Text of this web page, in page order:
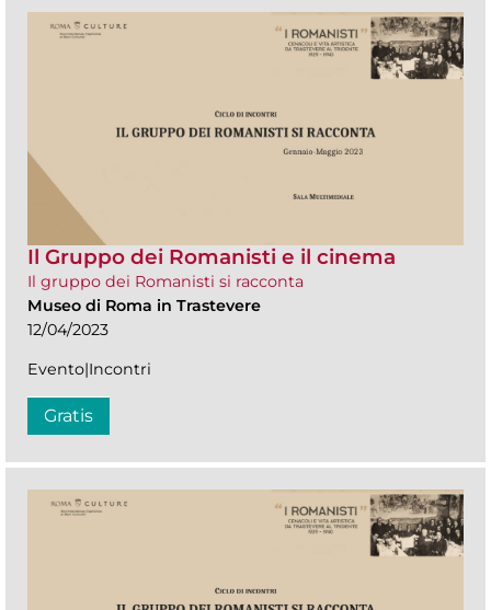
Il Gruppo dei Romanisti e il cinema
Il gruppo dei Romanisti si racconta
Museo di Roma in Trastevere
12/04/2023
Evento|Incontri
Gratis